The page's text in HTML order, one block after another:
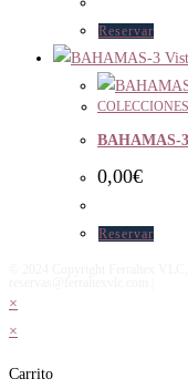
Reservar
COLECCIONES
BAHAMAS-3
0,00€
Reservar
×
×
Carrito